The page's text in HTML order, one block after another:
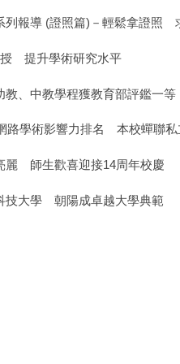
列報導 (證照篇)－輕鬆拿證照
授 提升學術研究水平
教、中教學程獲教育部評鑑一等
路學術影響力排名 本校蟬聯私
麗 師生歡喜迎接14周年校慶
技大學 朝陽成卓越大學典範